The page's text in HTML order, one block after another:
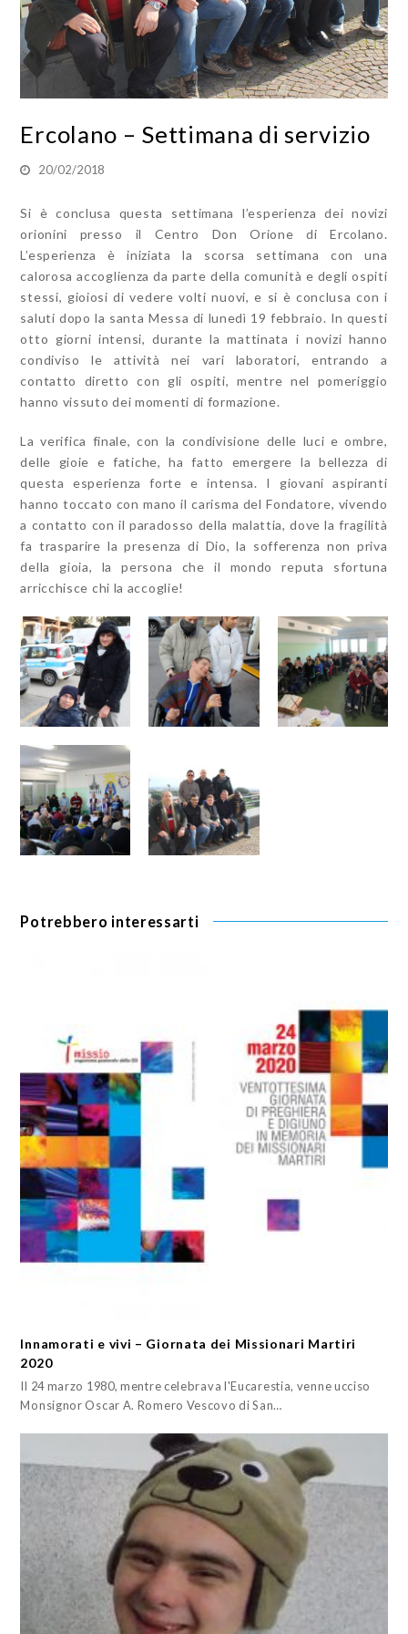
Ercolano – Settimana di servizio
20/02/2018
Si è conclusa questa settimana l’esperienza dei novizi
orionini presso il Centro Don Orione di Ercolano.
L’esperienza è iniziata la scorsa settimana con una
calorosa accoglienza da parte della comunità e degli ospiti
stessi, gioiosi di vedere volti nuovi, e si è conclusa con i
saluti dopo la santa Messa di lunedì 19 febbraio. In questi
otto giorni intensi, durante la mattinata i novizi hanno
condiviso le attività nei vari laboratori, entrando a
contatto diretto con gli ospiti, mentre nel pomeriggio
hanno vissuto dei momenti di formazione.
La verifica finale, con la condivisione delle luci e ombre,
delle gioie e fatiche, ha fatto emergere la bellezza di
questa esperienza forte e intensa. I giovani aspiranti
hanno toccato con mano il carisma del Fondatore, vivendo
a contatto con il paradosso della malattia, dove la fragilità
fa trasparire la presenza di Dio, la sofferenza non priva
della gioia, la persona che il mondo reputa sfortuna
arricchisce chi la accoglie!
Potrebbero interessarti
Innamorati e vivi – Giornata dei Missionari Martiri
2020
Il 24 marzo 1980, mentre celebrava l'Eucarestia, venne ucciso
Monsignor Oscar A. Romero Vescovo di San…